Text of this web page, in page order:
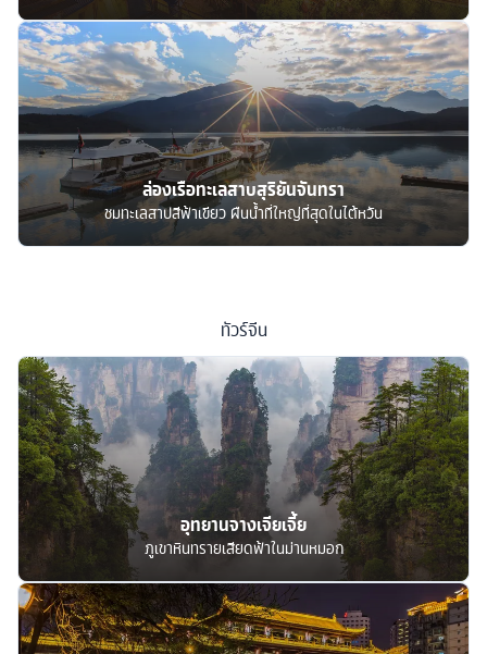
ล่องเรือทะเลสาบสุริยันจันทรา
ชมทะเลสาปสีฟ้าเขียว ผืนน้ำที่ใหญ่ที่สุดในไต้หวัน
ทัวร์จีน
อุทยานจางเจียเจี้ย
ภูเขาหินทรายเสียดฟ้าในม่านหมอก